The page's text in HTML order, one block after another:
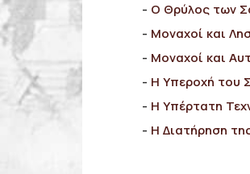
Ο Θρύλος των
Μοναχοί και
Μοναχοί και
Η Υπεροχή του
Η Υπέρτατη
Η Διατήρηση